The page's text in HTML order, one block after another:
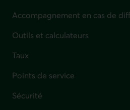
Accompagnement en cas de
Outils et calculateurs
Taux
Points de service
Sécurité